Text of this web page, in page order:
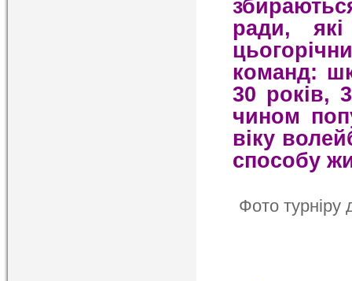
ради,
команд:
30 років,
чином
віку
способу
Фото турніру